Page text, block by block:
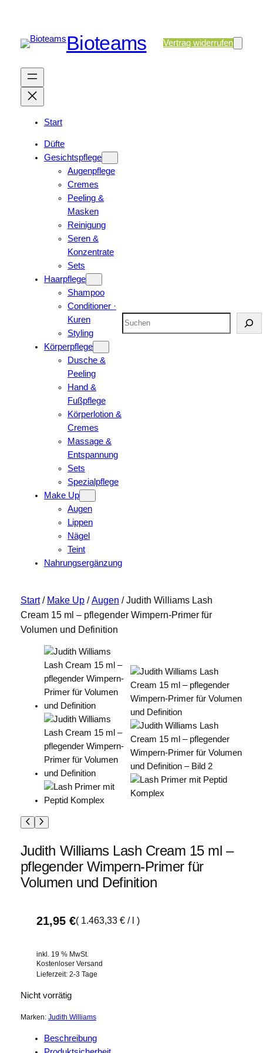
Bioteams Vertrag widerrufen
Start
Düfte
Gesichtspflege
Augenpflege
Cremes
Peeling &
Masken
Reinigung
Seren &
Konzentrate
Sets
Haarpflege
Shampoo
Conditioner ·
Kuren
Styling
Körperpflege
Dusche &
Peeling
Hand &
Fußpflege
Körperlotion &
Cremes
Massage &
Entspannung
Sets
Spezialpflege
Make Up
Augen
Lippen
Nägel
Teint
Nahrungsergänzung
Suchen
Start/ Make Up/Augen / Judith Williams Lash
Cream 15 ml – pflegender Wimpern-Primer für
Volumen und Definition
Judith Williams Lash Cream 15 ml –
pflegender Wimpern-Primer für
Volumen und Definition
21,95 €( 1.463,33 €/ )
inkl. 19 % MwSt.
Kostenloser Versand
Lieferzeit: 2-3 Tage
Nicht vorrätig
Marken: Judith Williams
Beschreibung